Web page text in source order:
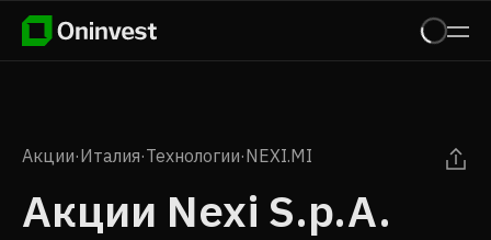
Акции·Италия·Технологии·NEXI.MI
Акции Nexi S.p.A.